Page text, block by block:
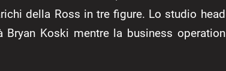
della Ross in tre figure. Lo studio head
Koski mentre la business operation